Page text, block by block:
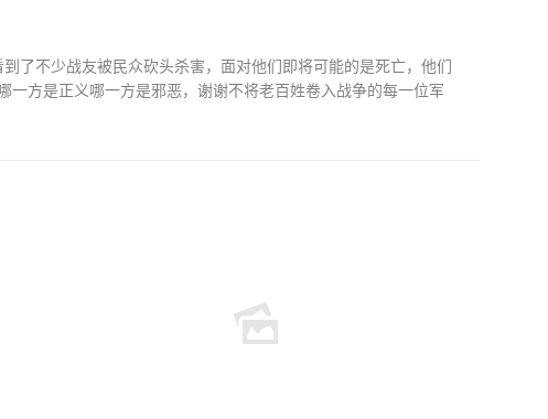
了不少战友被民众砍头杀害，面对他们即将可能的是死亡，他们
方是正义哪一方是邪恶，谢谢不将老百姓卷入战争的每一位军